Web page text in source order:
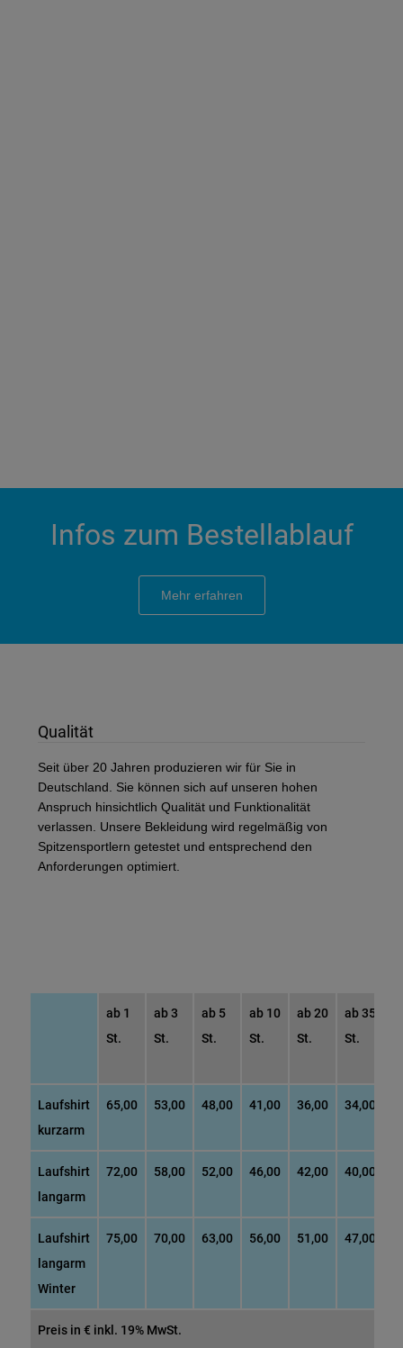
Infos zum Bestellablauf
Mehr erfahren
Qualität
Seit über 20 Jahren produzieren wir für Sie in
Deutschland. Sie können sich auf unseren hohen
Anspruch hinsichtlich Qualität und Funktionalität
verlassen. Unsere Bekleidung wird regelmäßig von
Spitzensportlern getestet und entsprechend den
Anforderungen optimiert.
ab 1
St.
ab 3
St.
ab 5
St.
ab 10
St.
ab 20
St.
ab 35
St.
Laufshirt
kurzarm
65,00 53,00 48,00 41,00 36,00 34,00
Laufshirt
langarm
72,00 58,00 52,00 46,00 42,00 40,00
Laufshirt
langarm
Winter
75,00 70,00 63,00 56,00 51,00 47,00
Preis in € inkl. 19% MwSt.